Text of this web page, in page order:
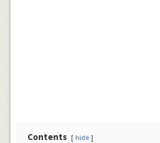
Contents hide